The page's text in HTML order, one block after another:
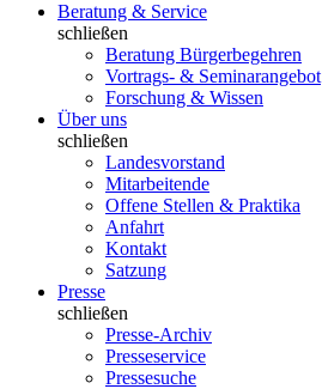
Beratung & Service
schließen
Beratung Bürgerbegehren
Vortrags- & Seminarangebot
Forschung & Wissen
Über uns
schließen
Landesvorstand
Mitarbeitende
Offene Stellen & Praktika
Anfahrt
Kontakt
Satzung
Presse
schließen
Presse-Archiv
Presseservice
Pressesuche